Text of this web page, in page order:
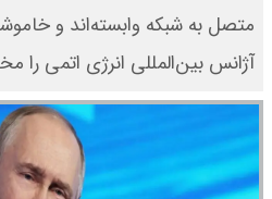
کوین چند؟متصل به شبکه وابسته‌اند و
آژانس بین‌المللی انرژی اتمی را